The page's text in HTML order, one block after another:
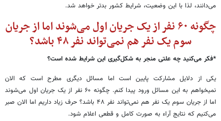
می‌دانند، لذا با این وضعیت، شرایط کشور بدتر خواهد شد.
چگونه ۶۰ نفر از یک جریان اول می‌شوند اما از جریان
سوم یک نفر هم نمی‌تواند نفر ۴۸ باشد؟
*فکر می‌کنید چه علتی منجر به شکل‌گیری این شرایط شده است؟
یکی از دلایل مشارکت پایین است اما مسائل دیگری مطرح است که الان
نمی‎خواهم به این مسائل ورود پیدا کنم. چگونه ۶۰ نفر از یک جریان اول می‌شوند
اما از جریان سوم یک نفر هم نمی‌تواند نفر ۴۸ باشد؟ حرف زیاد داریم اما الان صبر
می‌کنیم که نتایج آراء به صورت کامل و قطعی اعلام شود.